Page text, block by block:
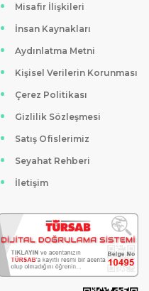
Misafir İlişkileri
İnsan Kaynakları
Aydınlatma Metni
Kişisel Verilerin Korunması
Çerez Politikası
Gizlilik Sözleşmesi
Satış Ofislerimiz
Seyahat Rehberi
İletişim